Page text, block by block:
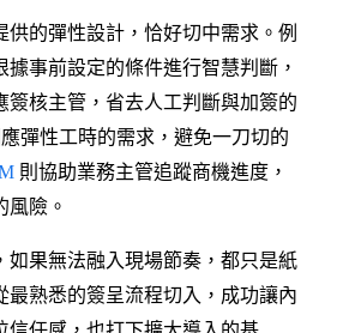
供的彈性設計，恰好切中需求。例
據事前設定的條件進行智慧判斷，
簽核主管，省去人工判斷與加簽的
應彈性工時的需求，避免一刀切的
則協助業務主管追蹤商機進度，
風險。
如果無法融入現場節奏，都只是紙
最熟悉的簽呈流程切入，成功讓內